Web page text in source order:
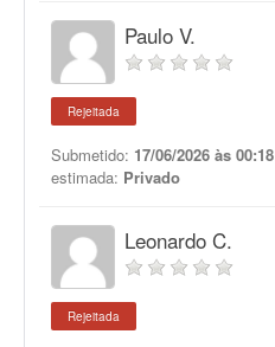
Paulo V.
Rejeitada
Submetido: 17/06/2026 às 00:18
estimada: Privado
Leonardo C.
Rejeitada